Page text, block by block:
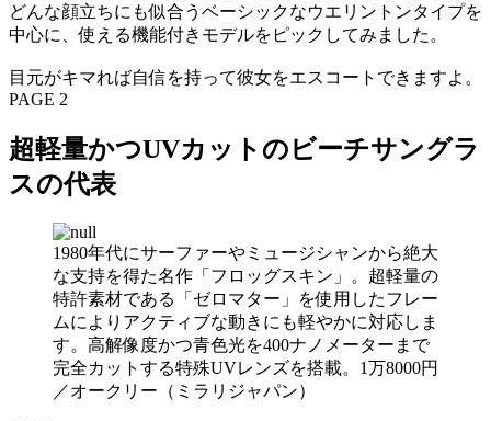
どんな顔立ちにも似合うベーシックなウエリントンタイプを
中心に、使える機能付きモデルをピックしてみました。
目元がキマれば自信を持って彼女をエスコートできますよ。
PAGE 2
超軽量かつUVカットのビーチサングラ
スの代表
1980年代にサーファーやミュージシャンから絶大
な支持を得た名作「フロッグスキン」。超軽量の
特許素材である「ゼロマター」を使用したフレー
ムによりアクティブな動きにも軽やかに対応しま
す。高解像度かつ青色光を400ナノメーターまで
完全カットする特殊UVレンズを搭載。1万8000円
／オークリー（ミラリジャパン）